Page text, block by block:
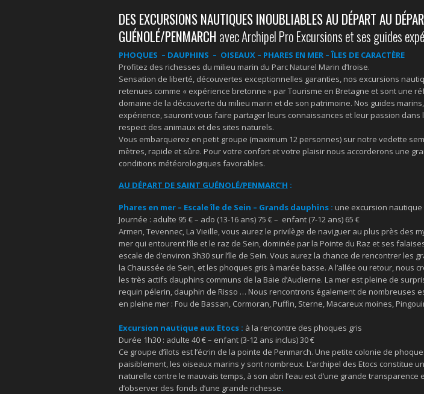
DES EXCURSIONS NAUTIQUES INOUBLIABLES AU DÉPART AU
GUÉNOLÉ/PENMARCH avec Archipel Pro Excursions et ses guides
PHOQUES – DAUPHINS – OISEAUX – PHARES EN MER – ÎLES DE CARACTÈRE
Profitez des richesses du milieu marin du Parc Naturel Marin d’Iroise.
Sensation de liberté, découvertes exceptionnelles garanties, nos excursions
retenues comme « expérience bretonne » par Tourisme en Bretagne et sont une
domaine de la découverte du milieu marin et de son patrimoine. Nos guides
expérience, sauront vous faire partager leurs connaissances et leur passion dans
respect des animaux et des sites naturels.
Vous embarquerez en petit groupe (maximum 12 personnes) sur notre vedette
mètres, rapide et sûre. Pour votre confort et votre plaisir nous accorderons une
conditions météorologiques favorables.
AU DÉPART DE SAINT GUÉNOLÉ/PENMARC’H :
Phares en mer – Escale île de Sein – Grands dauphins : une excursion
Journée : adulte 95 € – ado (13-16 ans) 75 € – enfant (7-12 ans) 65 €
Armen, Tevennec, La Vieille, vous aurez le privilège de naviguer au plus près des
mer qui entourent l’île et le raz de Sein, dominée par la Pointe du Raz et ses
escale de d’environ 3h30 sur l’île de Sein. Vous aurez la chance de rencontrer les
la Chaussée de Sein, et les phoques gris à marée basse. A l’allée ou retour, nous
les très actifs dauphins communs de la Baie d’Audierne. La mer est pleine de
requin pélerin, dauphin de Risso … Nous rencontrons également de nombreuses
en pleine mer : Fou de Bassan, Cormoran, Puffin, Sterne, Macareux moines,
Excursion nautique aux Etocs : à la rencontre des phoques gris
Durée 1h30 : adulte 40 € – enfant (3-12 ans inclus) 30 €
Ce groupe d’îlots est l’écrin de la pointe de Penmarch. Une petite colonie de
paisiblement, les oiseaux marins y sont nombreux. L’archipel des Etocs constitue
naturelle contre le mauvais temps, à son abri l’eau est d’une grande transparence
d’observer des fonds d’une grande richesse.